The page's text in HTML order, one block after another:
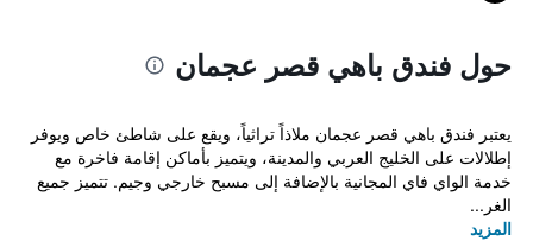
حول فندق باهي قصر عجمان
يعتبر فندق باهي قصر عجمان ملاذاً تراثياً، ويقع على شاطئ خاص ويوفر
إطلالات على الخليج العربي والمدينة، ويتميز بأماكن إقامة فاخرة مع
خدمة الواي فاي المجانية بالإضافة إلى مسبح خارجي وجيم. تتميز جميع
الغر...
المزيد